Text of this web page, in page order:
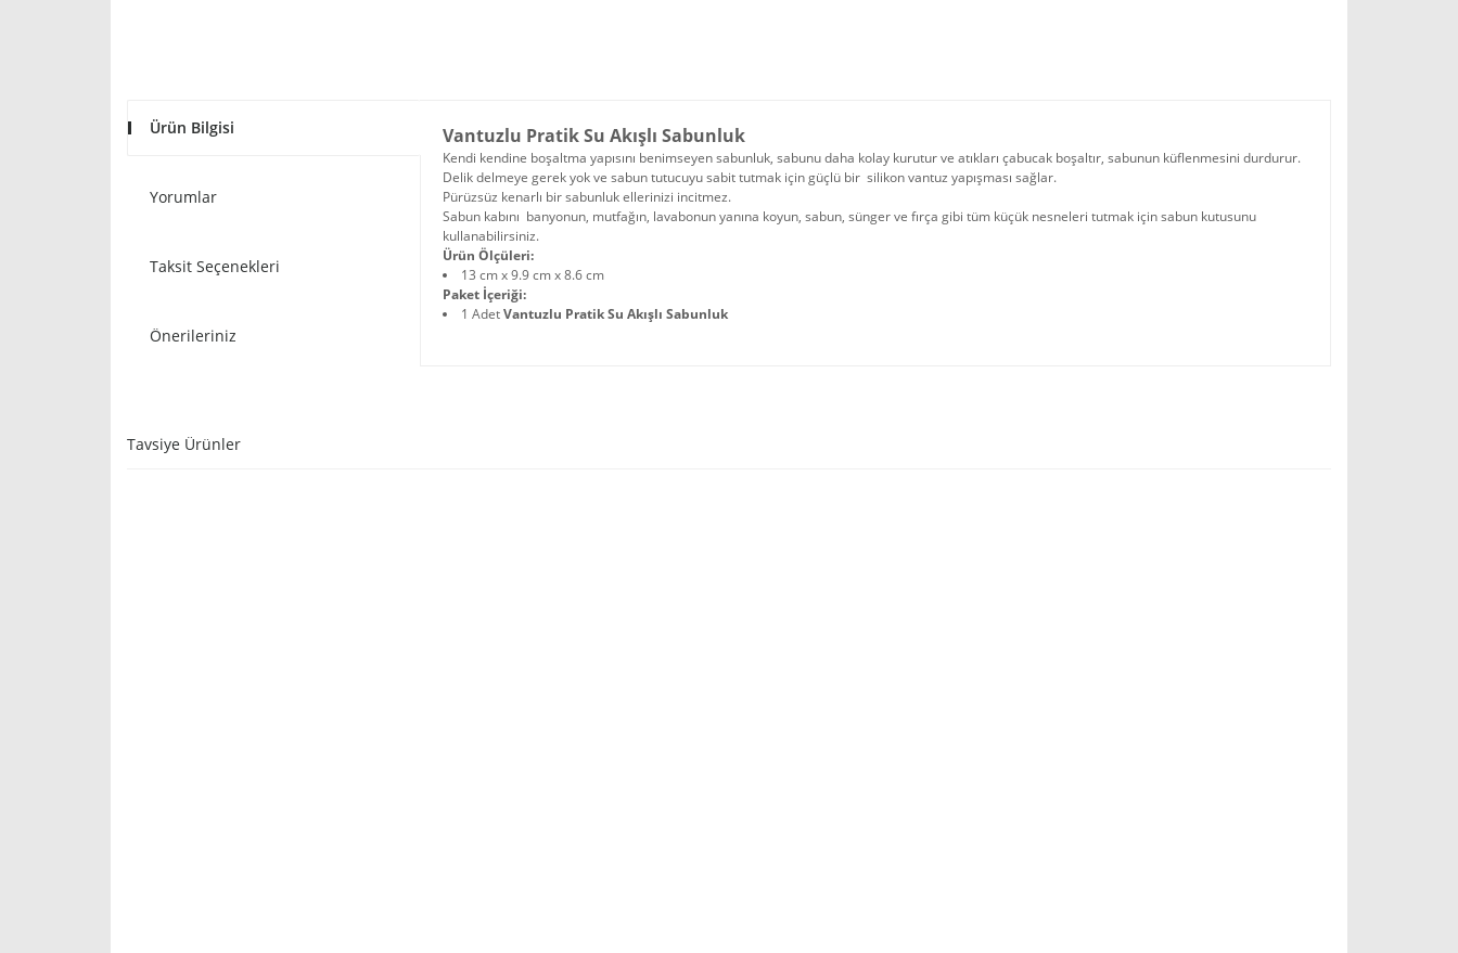
Ürün Bilgisi
Yorumlar
Taksit Seçenekleri
Önerileriniz
Vantuzlu Pratik Su Akışlı Sabunluk
Kendi kendine boşaltma yapısını benimseyen sabunluk, sabunu daha kolay kurutur ve atıkları çabucak boşaltır, sabunun küflenmesini durdurur.
Delik delmeye gerek yok ve sabun tutucuyu sabit tutmak için güçlü bir silikon vantuz yapışması sağlar.
Pürüzsüz kenarlı bir sabunluk ellerinizi incitmez.
Sabun kabını banyonun, mutfağın, lavabonun yanına koyun, sabun, sünger ve fırça gibi tüm küçük nesneleri tutmak için sabun kutusunu
kullanabilirsiniz.
Ürün Ölçüleri:
13 cm x 9.9 cm x 8.6 cm
Paket İçeriği:
1 AdetVantuzlu Pratik Su Akışlı Sabunluk
Tavsiye Ürünler